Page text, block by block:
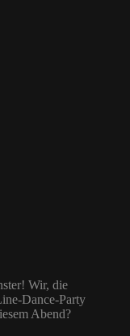
Wir, die
Dance-Party
Abend?